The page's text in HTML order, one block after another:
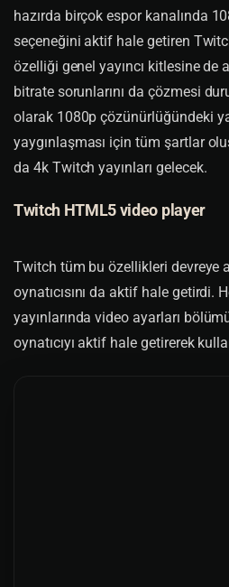
hazırda birçok espor kanalında
seçeneğini aktif hale getiren
özelliği genel yayıncı kitlesine de
bitrate sorunlarını da çözmesi
olarak 1080p çözünürlüğündeki
yaygınlaşması için tüm şartlar
da 4k Twitch yayınları gelecek.
Twitch HTML5 video player
Twitch tüm bu özellikleri devreye
oynatıcısını da aktif hale getirdi.
yayınlarında video ayarları
oynatıcıyı aktif hale getirerek